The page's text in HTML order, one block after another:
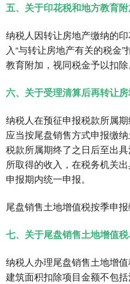
五、关于印花税和地方教育
纳税人因转让房地产缴纳的
入“与转让房地产有关的税金
教育附加，视同税金予以扣除
六、关于受理清算后再转让
纳税人在预征申报税款所属
应当按尾盘销售方式申报缴
税款所属期终了之日后至出
所取得的收入，在税务机关
申报期内统一申报。
尾盘销售土地增值税按季申报
七、关于尾盘销售土地增值
纳税人办理尾盘销售土地增
建筑面积扣除项目金额不包